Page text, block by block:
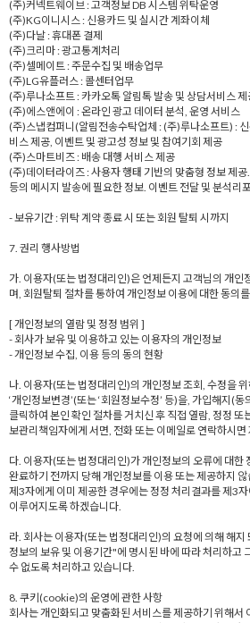
(주)커넥트웨이브 : 고객정보 DB 시스템 위탁운영
(주)KG이니시스 : 신용카드 및 실시간 계좌이체
(주)다날 : 휴대폰 결제
(주)크리마 : 광고통계처리
(주)셀메이트 : 주문수집 및 배송업무
(주)LG유플러스 : 콜센터업무
(주)루나소프트 : 카카오톡 알림톡 발송 및 상담서비스 제
(주)에스앤에이 : 온라인 광고 데이터 분석, 운영 서비스
(주)스냅컴퍼니(알림전송수탁업체 : (주)루나소프트) :
비스 제공, 이벤트 및 광고성 정보 및 참여기회 제공
(주)스마트비즈 : 배송 대행 서비스 제공
(주)데이터라이즈 : 사용자 행태 기반의 맞춤형 정보 제
등의 메시지 발송에 필요한 정보. 이벤트 전달 및 분석리
- 보유기간 : 위탁 계약 종료 시 또는 회원 탈퇴 시까지
7. 권리 행사방법
가. 이용자(또는 법정대리인)은 언제든지 고객님의 개인
며, 회원탈퇴 절차를 통하여 개인정보 이용에 대한 동의
[ 개인정보의 열람 및 정정 범위 ]
- 회사가 보유 및 이용하고 있는 이용자의 개인정보
- 개인정보 수집, 이용 등의 동의 현황
나. 이용자(또는 법정대리인)의 개인정보 조회, 수정을
‘개인정보변경’(또는 ‘회원정보수정’ 등)을, 가입해지(
클릭하여 본인 확인 절차를 거치신 후 직접 열람, 정정 또
보관리책임자에게 서면, 전화 또는 이메일로 연락하시
다. 이용자(또는 법정대리인)가 개인정보의 오류에 대한
완료하기 전까지 당해 개인정보를 이용 또는 제공하지
제3자에게 이미 제공한 경우에는 정정 처리결과를 제3
이루어지도록 하겠습니다.
라. 회사는 이용자(또는 법정대리인)의 요청에 의해 해
정보의 보유 및 이용기간"에 명시된 바에 따라 처리하고
수 없도록 처리하고 있습니다.
8. 쿠키(cookie)의 운영에 관한 사항
회사는 개인화되고 맞춤화된 서비스를 제공하기 위해서